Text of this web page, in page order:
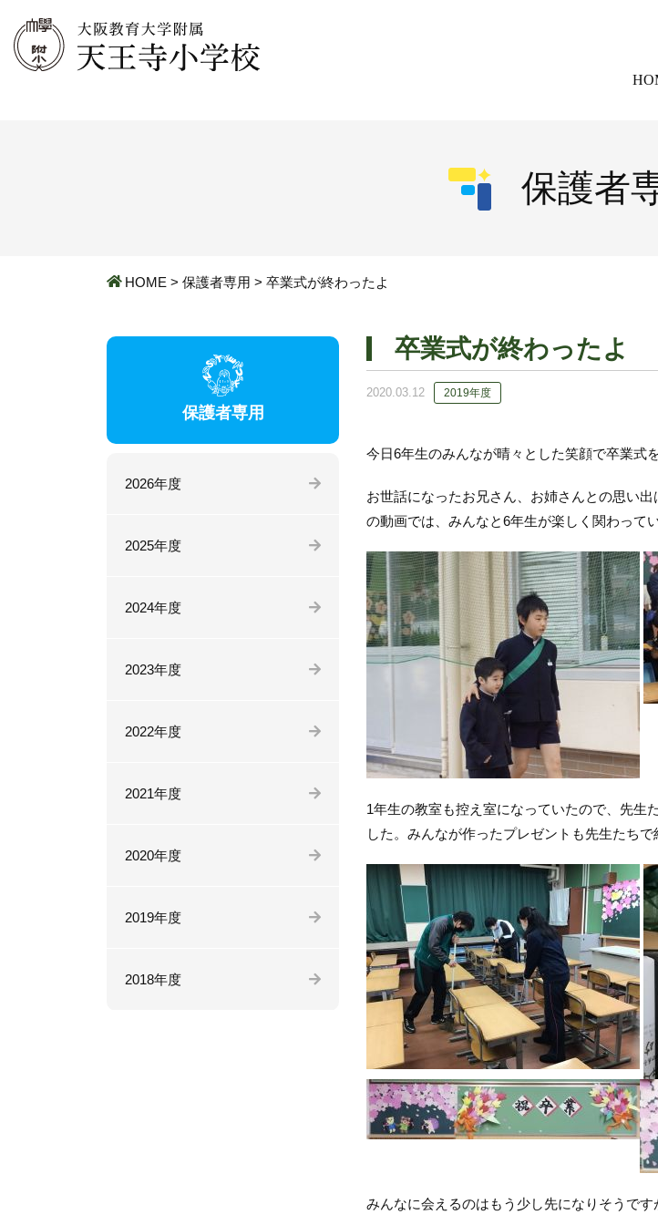
保護者
HOME > 保護者専用 > 卒業式が終わったよ
卒業式が終わったよ
2020.03.12 2019年度
今日6年生のみんなが晴々とした笑顔で卒業式
お世話になったお兄さん、お姉さんとの思い
の動画では、みんなと6年生が楽しく関わって
1年生の教室も控え室になっていたので、先生
した。みんなが作ったプレゼントも先生たちで
みんなに会えるのはもう少し先になりそうで
保護者専用
2026年度
2025年度
2024年度
2023年度
2022年度
2021年度
2020年度
2019年度
2018年度